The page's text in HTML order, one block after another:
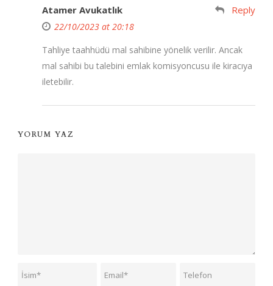
Atamer Avukatlık
22/10/2023 at 20:18
Reply
Tahliye taahhüdü mal sahibine yönelik verilir. Ancak
mal sahibi bu talebini emlak komisyoncusu ile kiracıya
iletebilir.
YORUM YAZ